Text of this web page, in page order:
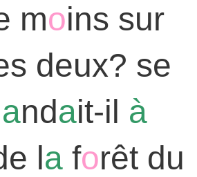
moins sur
deux? se
andait-il à
laforêt du